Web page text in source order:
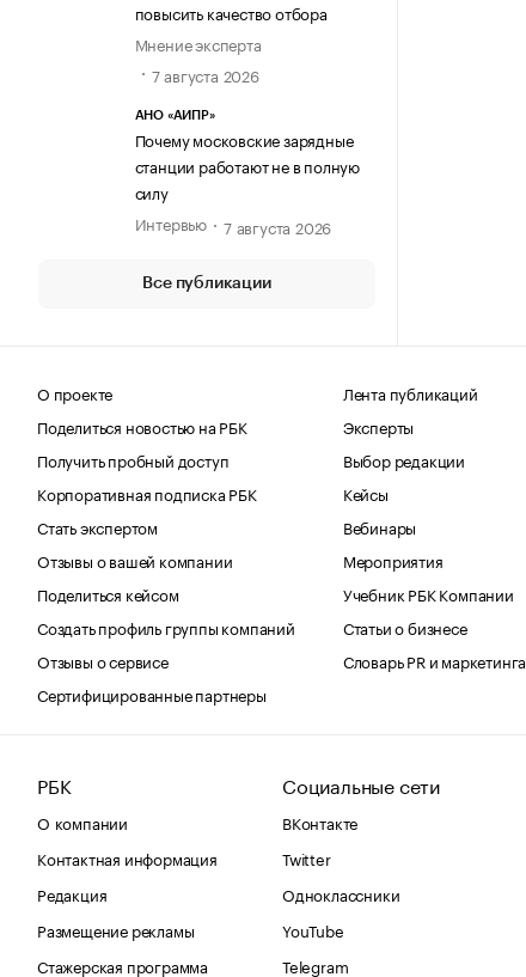
повысить качество отбора
Мнение эксперта
7 августа 2026
АНО «АИПР»
Почему московские зарядные
станции работают не в полную
силу
Интервью
7 августа 2026
Все публикации
О проекте
Поделиться новостью на РБК
Получить пробный доступ
Корпоративная подписка РБК
Стать экспертом
Отзывы о вашей компании
Поделиться кейсом
Создать профиль группы компаний
Отзывы о сервисе
Сертифицированные партнеры
Лента публикаций
Эксперты
Выбор редакции
Кейсы
Вебинары
Мероприятия
Учебник РБК Компании
Статьи о бизнесе
Словарь PR и маркетинга
РБК
О компании
Контактная информация
Редакция
Размещение рекламы
Стажерская программа
Социальные сети
ВКонтакте
Twitter
Одноклассники
YouTube
Telegram